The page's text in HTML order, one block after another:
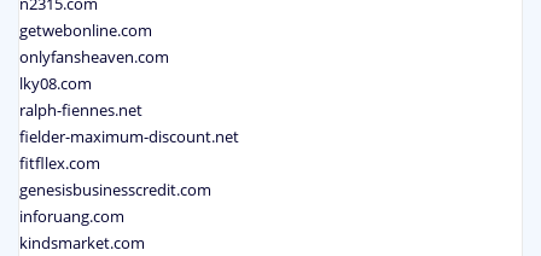
getwebonline.com
onlyfansheaven.com
lky08.com
ralph-fiennes.net
fielder-maximum-discount.net
fitfllex.com
genesisbusinesscredit.com
inforuang.com
kindsmarket.com